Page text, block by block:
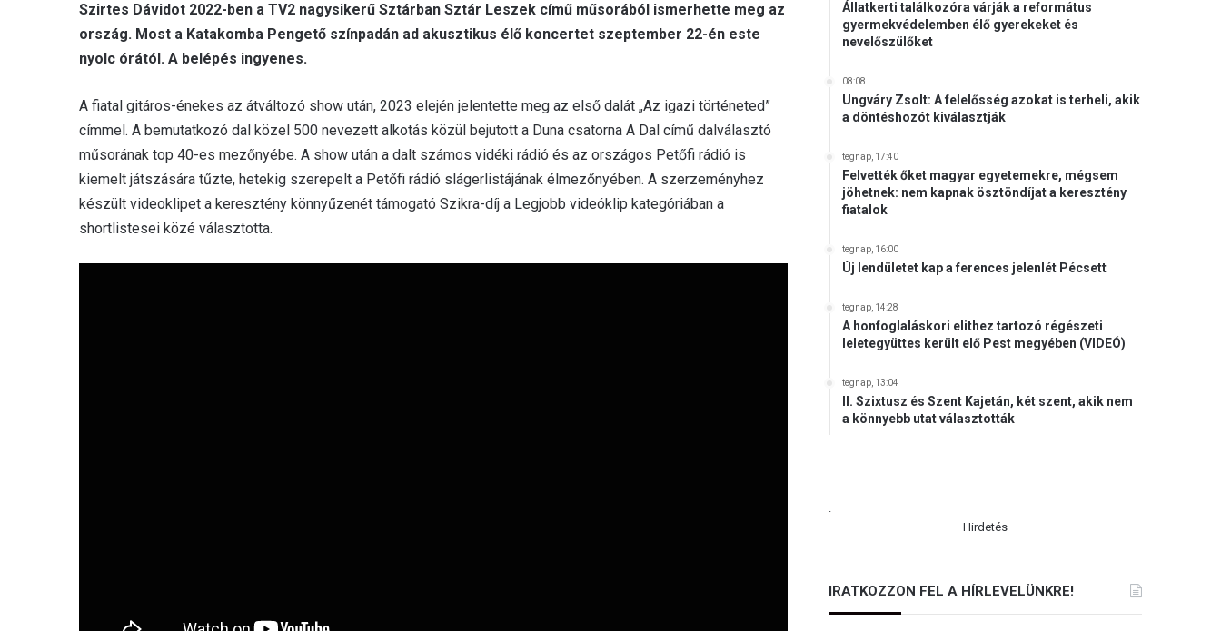
a
l
Szirtes Dávidot 2022-ben a TV2 nagysikerű Sztárban Sztár Leszek című műsorából ismerhette meg az
ország. Most a Katakomba Pengető színpadán ad akusztikus élő koncertet szeptember 22-én este
nyolc órától. A belépés ingyenes.
A fiatal gitáros-énekes az átváltozó show után, 2023 elején jelentette meg az első dalát „Az igazi történeted”
címmel. A bemutatkozó dal közel 500 nevezett alkotás közül bejutott a Duna csatorna A Dal című dalválasztó
műsorának top 40-es mezőnyébe. A show után a dalt számos vidéki rádió és az országos Petőfi rádió is
kiemelt játszására tűzte, hetekig szerepelt a Petőfi rádió slágerlistájának élmezőnyében. A szerzeményhez
készült videoklipet a keresztény könnyűzenét támogató Szikra-díj a Legjobb videóklip kategóriában a
shortlistesei közé választotta.
Állatkerti találkozóra várják a református
gyermekvédelemben élő gyerekeket és
nevelőszülőket
08:08
Ungváry Zsolt: A felelősség azokat is terheli, akik
a döntéshozót kiválasztják
tegnap, 17:40
Felvették őket magyar egyetemekre, mégsem
jöhetnek: nem kapnak ösztöndíjat a keresztény
fiatalok
tegnap, 16:00
Új lendületet kap a ferences jelenlét Pécsett
tegnap, 14:28
A honfoglaláskori elithez tartozó régészeti
leletegyüttes került elő Pest megyében (VIDEÓ)
tegnap, 13:04
II. Szixtusz és Szent Kajetán, két szent, akik nem
a könnyebb utat választották
.
Hirdetés
IRATKOZZON FEL A HÍRLEVELÜNKRE!